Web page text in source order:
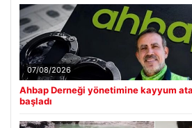
07/08/2026
Ahbap Derneği yönetimine kayyum
başladı